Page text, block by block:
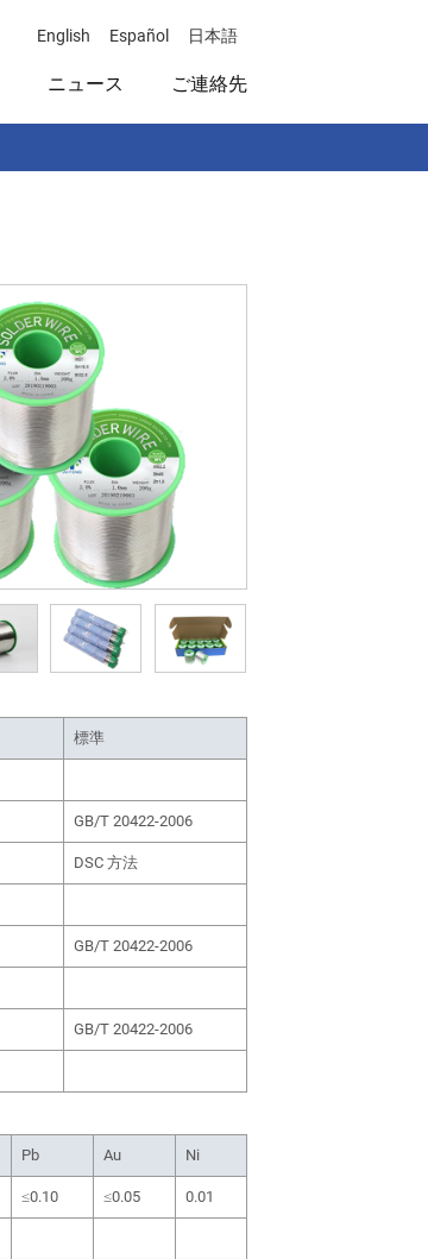
English Español 日本語
ニュース ご連絡先
標準
GB/T 20422-2006
DSC 方法
GB/T 20422-2006
GB/T 20422-2006
Pb Au Ni
≤0.10 ≤0.05 0.01